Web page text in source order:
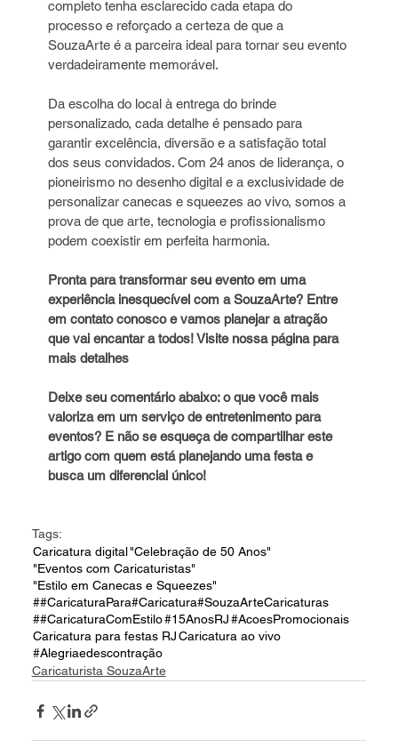
completo tenha esclarecido cada etapa do
processo e reforçado a certeza de que a
SouzaArte é a parceira ideal para tornar seu evento
verdadeiramente memorável.
Da escolha do local à entrega do brinde
personalizado, cada detalhe é pensado para
garantir excelência, diversão e a satisfação total
dos seus convidados. Com 24 anos de liderança, o
pioneirismo no desenho digital e a exclusividade de
personalizar canecas e squeezes ao vivo, somos a
prova de que arte, tecnologia e profissionalismo
podem coexistir em perfeita harmonia.
Pronta para transformar seu evento em uma
experiência inesquecível com a SouzaArte? Entre
em contato conosco e vamos planejar a atração
que vai encantar a todos! Visite nossa página para
mais detalhes
Deixe seu comentário abaixo: o que você mais
valoriza em um serviço de entretenimento para
eventos? E não se esqueça de compartilhar este
artigo com quem está planejando uma festa e
busca um diferencial único!
Tags:
Caricatura digital "Celebração de 50 Anos"
"Eventos com Caricaturistas"
"Estilo em Canecas e Squeezes"
##CaricaturaPara#Caricatura#SouzaArteCaricaturas
##CaricaturaComEstilo#15AnosRJ#AcoesPromocionais
Caricatura para festas RJCaricatura ao vivo
#Alegriaedescontração
Caricaturista SouzaArte